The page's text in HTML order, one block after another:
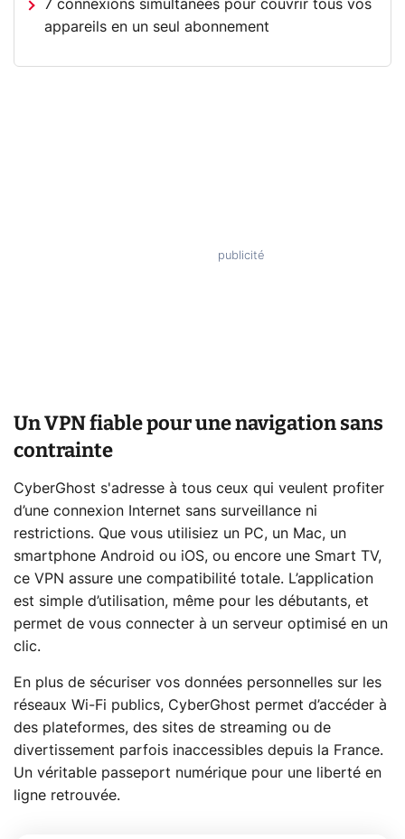
7 connexions simultanées pour couvrir tous vos
appareils en un seul abonnement
Un VPN fiable pour une navigation sans
contrainte
CyberGhost s'adresse à tous ceux qui veulent profiter
d’une connexion Internet sans surveillance ni
restrictions. Que vous utilisiez un PC, un Mac, un
smartphone Android ou iOS, ou encore une Smart TV,
ce VPN assure une compatibilité totale. L’application
est simple d’utilisation, même pour les débutants, et
permet de vous connecter à un serveur optimisé en un
clic.
En plus de sécuriser vos données personnelles sur les
réseaux Wi-Fi publics, CyberGhost permet d’accéder à
des plateformes, des sites de streaming ou de
divertissement parfois inaccessibles depuis la France.
Un véritable passeport numérique pour une liberté en
ligne retrouvée.